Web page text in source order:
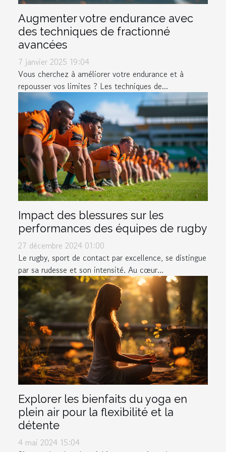
Augmenter votre endurance avec
des techniques de fractionné
avancées
7 janvier 2025 19:04
Vous cherchez à améliorer votre endurance et à
repousser vos limites ? Les techniques de...
Impact des blessures sur les
performances des équipes de rugby
27 décembre 2024 01:00
Le rugby, sport de contact par excellence, se distingue
par sa rudesse et son intensité. Au cœur...
Explorer les bienfaits du yoga en
plein air pour la flexibilité et la
détente
4 mai 2024 15:04